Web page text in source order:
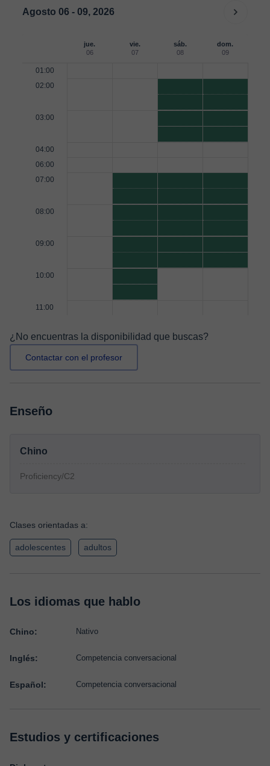
Agosto 06 - 09, 2026
jue.
06
vie.
07
sáb.
08
dom.
09
01:00
02:00
03:00
04:00
06:00
07:00
08:00
09:00
10:00
11:00
¿No encuentras la disponibilidad que buscas?
Contactar con el profesor
Enseño
Chino
Proficiency/C2
Clases orientadas a:
adolescentes adultos
Los idiomas que hablo
Chino: Nativo
Inglés: Competencia conversacional
Español: Competencia conversacional
Estudios y certificaciones